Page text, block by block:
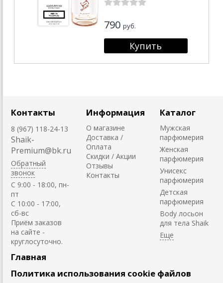
790 руб.
Контакты
8 (967) 118-24-13
Shaik-
Premium@bk.ru
Обратный
звонок
C 9:00 - 18:00, пн-
пт
С 10:00 - 17:00,
сб-вс
Приём заказов
на сайте -
круглосуточно.
Информация
О магазине
Доставка /
Оплата
Скидки / Акции
Отзывы
Контакты
Каталог
Мужская
парфюмерия
Женская
парфюмерия
Унисекс
парфюмерия
Детская
парфюмерия
Body лосьон
для тела Shaik
Главная
Политика использования cookie файлов